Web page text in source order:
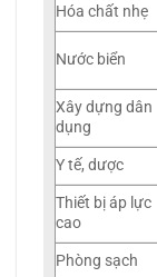
Hóa chất nhẹ
Nước biển
Xây dựng dân
dụng
Y tế, dược
Thiết bị áp lực
cao
Phòng sạch